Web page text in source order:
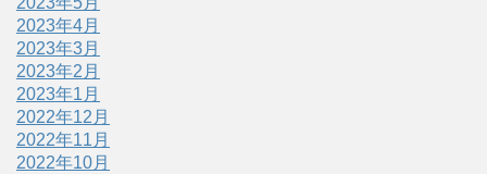
2023年4月
2023年3月
2023年2月
2023年1月
2022年12月
2022年11月
2022年10月